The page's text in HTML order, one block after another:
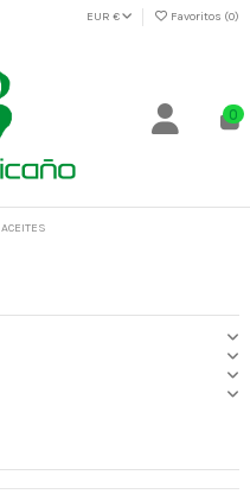
EUR € Favoritos (0)
0
ACEITES